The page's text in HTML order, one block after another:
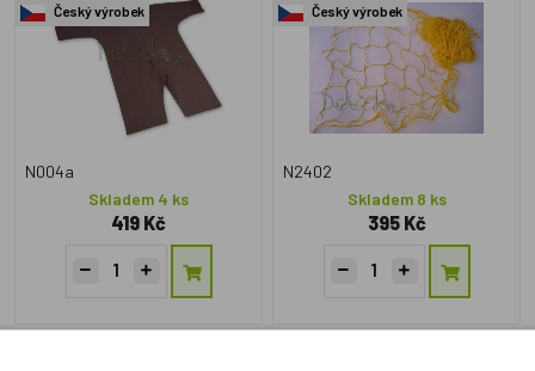
Český výrobek
N004a
Skladem 4 ks
419 Kč
Český výrobek
N2402
Skladem 8 ks
395 Kč